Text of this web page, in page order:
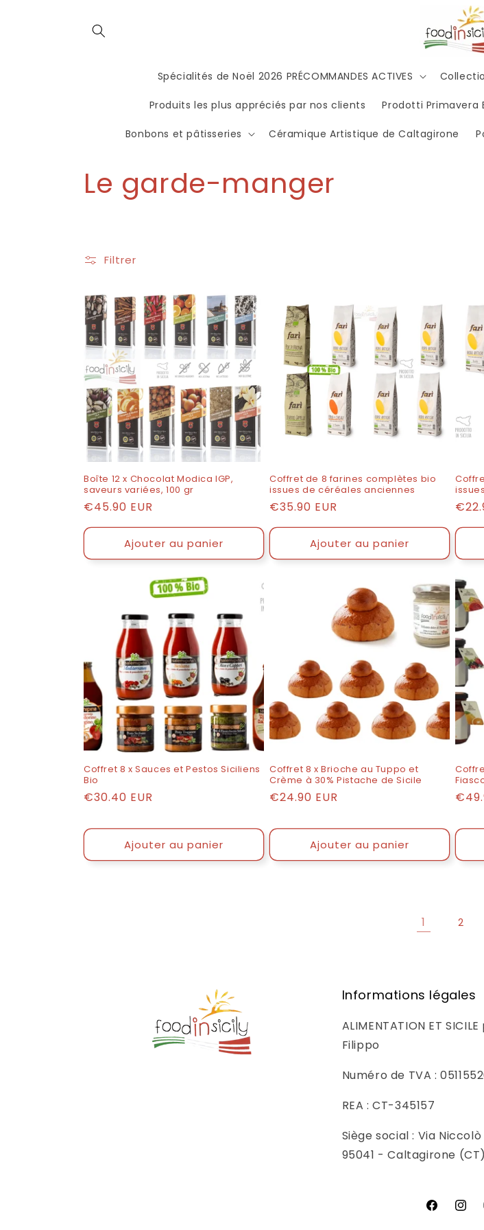
Spécialités de Noël 2026 PRÉCOMMANDES ACTIVES
Produits les plus appréciés par nos clients Prodotti Primavera
Bonbons et pâtisseries Céramique Artistique de Caltagirone
C
l
l
e
c
t
e
:
Le garde-manger
Filtrer
Boîte 12 x Chocolat Modica IGP,
saveurs variées, 100 gr
Prix
catalogue
€45.90 EUR
Ajouter au panier
Coffret de 8 farines complètes bio
issues de céréales anciennes
Prix
catalogue
€35.90 EUR
Ajouter au panier
Prix
Coffret 8 x Sauces et Pestos Siciliens
Bio
Prix
€30.40 EUR
Ajouter au panier
Coffret 8 x Brioche au Tuppo et
Crème à 30% Pistache de Sicile
Prix
€24.90 EUR
Ajouter au panier
Prix
1 2
Informations légales
ALIMENTATION ET
Filippo
Numéro de TVA :
REA : CT-345157
Siège social : Via
95041 - Caltagirone (CT)
Facebook